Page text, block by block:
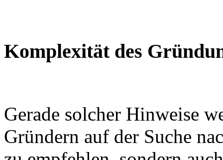
Komplexität des
Gerade solcher Hinweise
Gründern auf der Suche